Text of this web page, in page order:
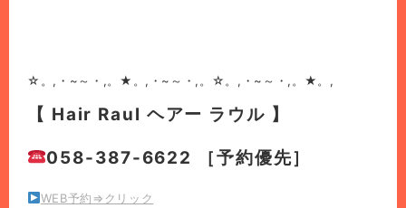
☆。,・~～・,。★。,・~～・,。☆。,・~～・,。★。,
【 Hair Raul ヘアー ラウル 】
058-387-6622 ［予約優先］
WEB予約⇒クリック